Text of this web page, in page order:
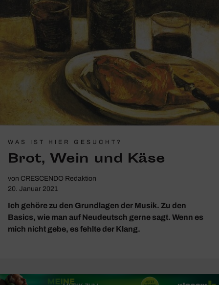
WAS IST HIER GESUCHT?
Brot, Wein und Käse
von CRESCENDO Redaktion
20. Januar 2021
Ich gehöre zu den Grundlagen der Musik. Zu den
Basics, wie man auf Neudeutsch gerne sagt. Wenn es
mich nicht gebe, es fehlte der Klang.